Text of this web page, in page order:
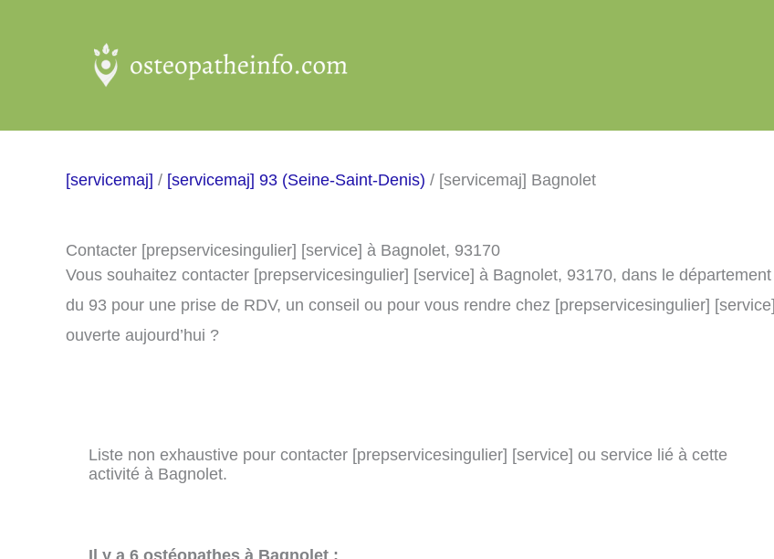
[servicemaj] / [servicemaj] 93 (Seine-Saint-Denis) / [servicemaj] Bagnolet
Contacter [prepservicesingulier] [service] à Bagnolet, 93170
Vous souhaitez contacter [prepservicesingulier] [service] à Bagnolet, 93170, dans le département
du 93 pour une prise de RDV, un conseil ou pour vous rendre chez [prepservicesingulier] [service]
ouverte aujourd’hui ?
Liste non exhaustive pour contacter [prepservicesingulier] [service] ou service lié à cette
activité à Bagnolet.
Il y a 6 ostéopathes à Bagnolet :